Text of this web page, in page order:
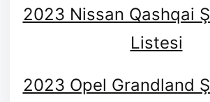
2023 Nissan Qashqai
Listesi
2023 Opel Grandland